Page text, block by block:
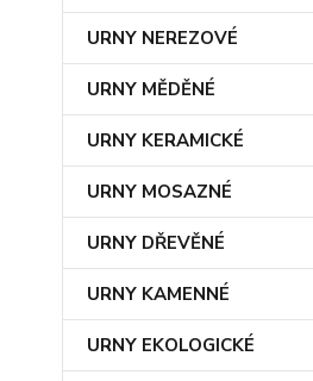
URNY NEREZOVÉ
URNY MĚDĚNÉ
URNY KERAMICKÉ
URNY MOSAZNÉ
URNY DŘEVĚNÉ
URNY KAMENNÉ
URNY EKOLOGICKÉ